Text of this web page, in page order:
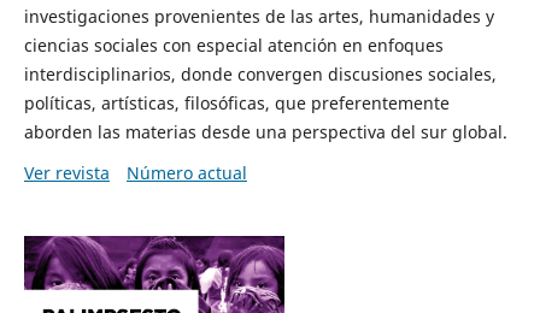
investigaciones provenientes de las artes, humanidades y
ciencias sociales con especial atención en enfoques
interdisciplinarios, donde convergen discusiones sociales,
políticas, artísticas, filosóficas, que preferentemente
aborden las materias desde una perspectiva del sur global.
Ver revista
Número actual